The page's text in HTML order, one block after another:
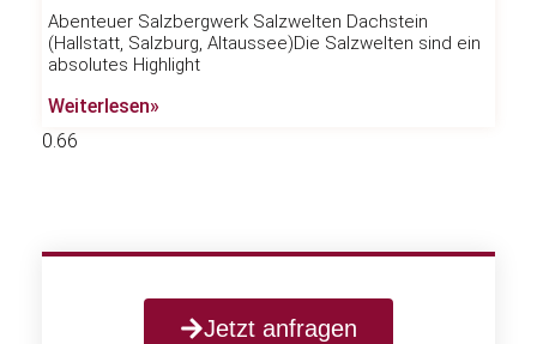
Abenteuer Salzbergwerk Salzwelten Dachstein
(Hallstatt, Salzburg, Altaussee)Die Salzwelten sind ein
absolutes Highlight
Weiterlesen»
Jetzt anfragen